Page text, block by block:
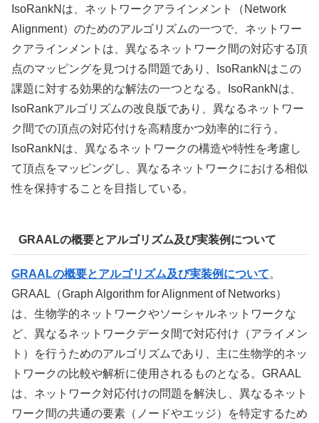
IsoRankNは、ネットワークアラインメント（Network
Alignment）のためのアルゴリズムの一つで、ネットワー
クアラインメントは、異なるネットワーク間の対応する頂
点のマッピングを見つける問題であり、IsoRankNはこの
課題に対する効果的な解法の一つとなる。IsoRankNは、
IsoRankアルゴリズムの改良版であり、異なるネットワー
ク間での頂点の対応付けを高精度かつ効率的に行う。
IsoRankNは、異なるネットワークの構造や特性を考慮し
て頂点をマッピングし、異なるネットワークにおける相似
性を保持することを目指している。
GRAALの概要とアルゴリズム及び実装例について
GRAALの概要とアルゴリズム及び実装例について。
GRAAL（Graph Algorithm for Alignment of Networks）
は、生物学的ネットワークやソーシャルネットワークな
ど、異なるネットワークデータ間で対応付け（アライメン
ト）を行うためのアルゴリズムであり、主に生物学的ネッ
トワークの比較や解析に使用されるものとなる。GRAAL
は、ネットワーク対応付けの問題を解決し、異なるネット
ワーク間の共通の要素（ノードやエッジ）を特定するため